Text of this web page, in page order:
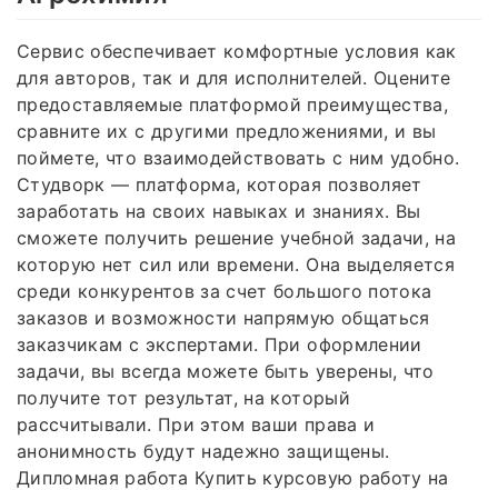
Сервис обеспечивает комфортные условия как
для авторов, так и для исполнителей. Оцените
предоставляемые платформой преимущества,
сравните их с другими предложениями, и вы
поймете, что взаимодействовать с ним удобно.
Студворк — платформа, которая позволяет
заработать на своих навыках и знаниях. Вы
сможете получить решение учебной задачи, на
которую нет сил или времени. Она выделяется
среди конкурентов за счет большого потока
заказов и возможности напрямую общаться
заказчикам с экспертами. При оформлении
задачи, вы всегда можете быть уверены, что
получите тот результат, на который
рассчитывали. При этом ваши права и
анонимность будут надежно защищены.
Дипломная работа Купить курсовую работу на